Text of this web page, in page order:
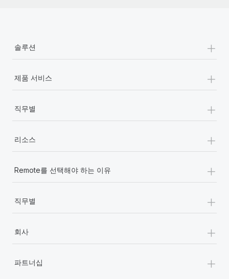
솔루션 +
제품 서비스 +
직무별 +
리소스 +
Remote를 선택해야 하는 이유 +
직무별 +
회사 +
파트너십 +